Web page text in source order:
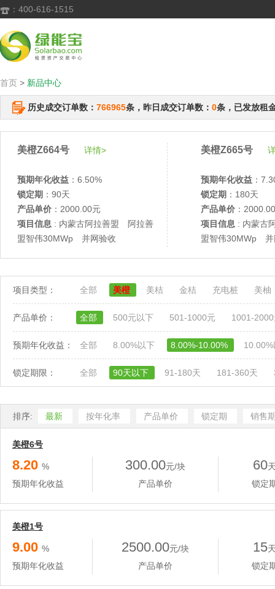
 ：400-616-1515
首页 > 新品中心
历史成交订单数： 766965条，昨日成交订单数： 0条，已发放租
美橙Z664号 详情>
预期年化收益 ：6.50%
锁定期 ：90天
产品单价 ：2000.00元
项目信息 : 内蒙古阿拉善盟 阿拉善
盟智伟30MWp 并网验收
美橙Z665号
预期年化收益 ：
锁定期 ：180天
产品单价 ：
项目信息 : 内蒙古
盟智伟30MWp 并
项目类型： 全部 美橙 美桔 金桔 充电桩 美柚
产品单价： 全部 500元以下 501-1000元 1001-
预期年化收益： 全部 8.00%以下 8.00%-10.00%
锁定期限： 全部 90天以下 91-180天 181-360天
排序: 最新 按年化率 产品单价 锁定期 销售
美橙6号
8.20 %
预期年化收益
300.00元/块
产品单价
60
锁定
美橙1号
9.00 %
预期年化收益
2500.00元/块
产品单价
15
锁定